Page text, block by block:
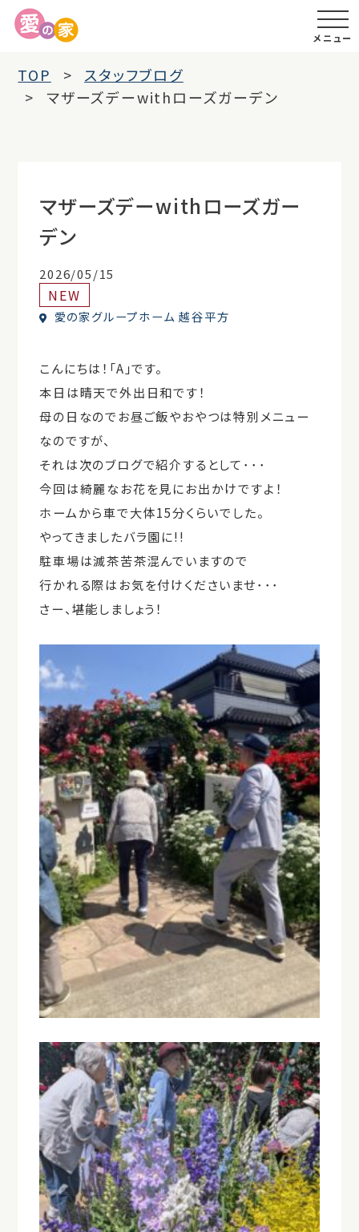
メニュー
TOP
スタッフブログ
マザーズデーwithローズガーデン
マザーズデーwithローズガー
デン
2026/05/15
NEW
愛の家グループホーム 越谷平方
こんにちは！「A」です。
本日は晴天で外出日和です！
母の日なのでお昼ご飯やおやつは特別メニュー
なのですが、
それは次のブログで紹介するとして･･･
今回は綺麗なお花を見にお出かけですよ！
ホームから車で大体15分くらいでした。
やってきましたバラ園に!!
駐車場は滅茶苦茶混んでいますので
行かれる際はお気を付けくださいませ･･･
さー、堪能しましょう！